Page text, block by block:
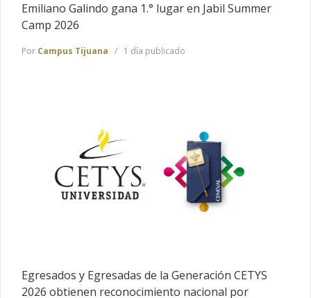
Emiliano Galindo gana 1.° lugar en Jabil Summer
Camp 2026
Por Campus Tijuana 1 día publicado
Egresados y Egresadas de la Generación CETYS
2026 obtienen reconocimiento nacional por